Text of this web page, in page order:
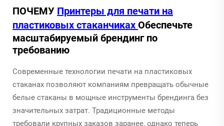
ПОЧЕМУ Принтеры для печати на
пластиковых стаканчиках Обеспечьте
масштабируемый брендинг по
требованию
Современные технологии печати на пластиковых
стаканах позволяют компаниям превращать обычные
белые стаканы в мощные инструменты брендинга без
значительных затрат. Традиционные методы
требовали крупных заказов заранее, однако теперь